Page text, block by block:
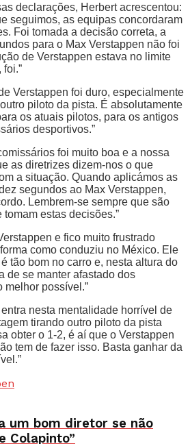
declarações, Herbert acrescentou:
seguimos, as equipas concordaram
Foi tomada a decisão correta, a
para o Max Verstappen não foi
de Verstappen estava no limite
Verstappen foi duro, especialmente
piloto da pista. É absolutamente
os atuais pilotos, para os antigos
desportivos.”
foi muito boa e a nossa
as diretrizes dizem-nos o que
a situação. Quando aplicámos as
segundos ao Max Verstappen,
Lembrem-se sempre que são
estas decisões.”
e fico muito frustrado
como conduziu no México. Ele
tão bom no carro e, nesta altura do
de se manter afastado dos
melhor possível.”
nesta mentalidade horrível de
tirando outro piloto da pista
obter o 1-2, é aí que o Verstappen
tem de fazer isso. Basta ganhar da
um bom diretor se não
Colapinto”